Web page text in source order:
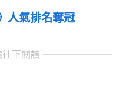
人氣排名奪冠
下閱讀